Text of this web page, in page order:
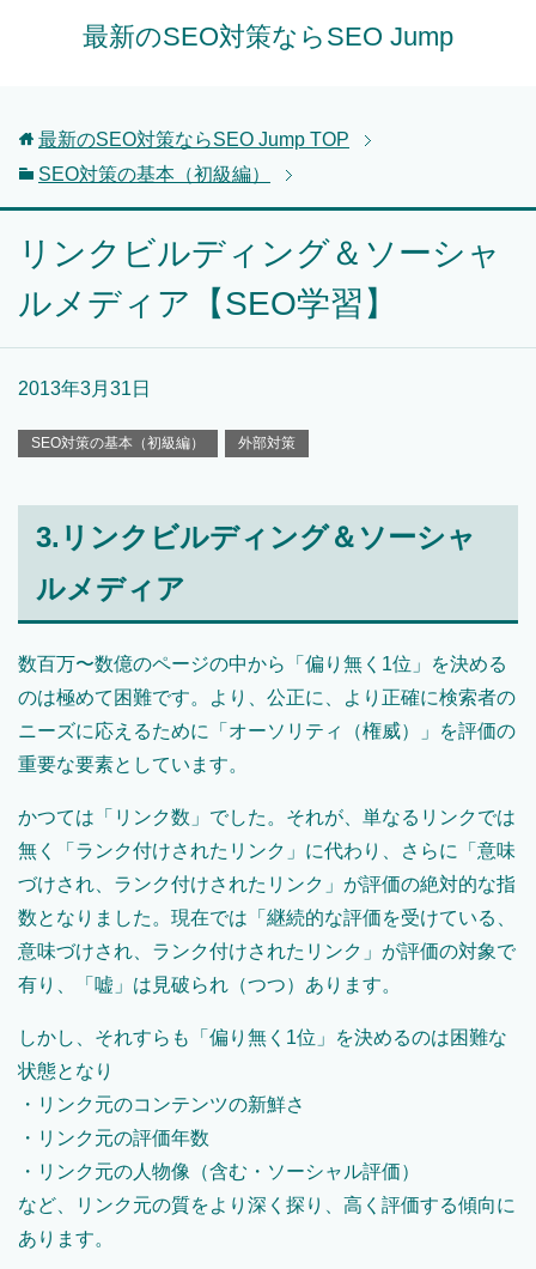
最新のSEO対策ならSEO Jump
最新のSEO対策ならSEO Jump TOP
SEO対策の基本（初級編）
リンクビルディング＆ソーシャ
ルメディア【SEO学習】
2013年3月31日
SEO対策の基本（初級編） 外部対策
3.リンクビルディング＆ソーシャ
ルメディア
数百万〜数億のページの中から「偏り無く1位」を決める
のは極めて困難です。より、公正に、より正確に検索者の
ニーズに応えるために「オーソリティ（権威）」を評価の
重要な要素としています。
かつては「リンク数」でした。それが、単なるリンクでは
無く「ランク付けされたリンク」に代わり、さらに「意味
づけされ、ランク付けされたリンク」が評価の絶対的な指
数となりました。現在では「継続的な評価を受けている、
意味づけされ、ランク付けされたリンク」が評価の対象で
有り、「嘘」は見破られ（つつ）あります。
しかし、それすらも「偏り無く1位」を決めるのは困難な
状態となり
・リンク元のコンテンツの新鮮さ
・リンク元の評価年数
・リンク元の人物像（含む・ソーシャル評価）
など、リンク元の質をより深く探り、高く評価する傾向に
あります。